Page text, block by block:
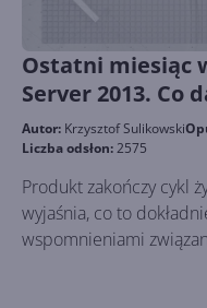
Ostatni miesiąc
Server 2013. Co
Autor: Krzysztof Sulikowski
Liczba odsłon:2575
Produkt zakończy cykl
wyjaśnia, co to
wspomnieniami